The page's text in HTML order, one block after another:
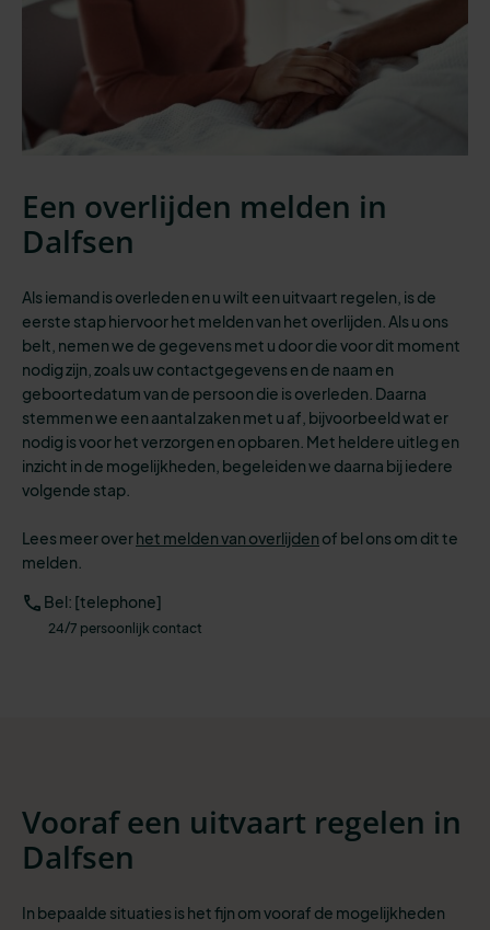
Een overlijden melden in
Dalfsen
Als iemand is overleden en u wilt een uitvaart regelen, is de
eerste staphiervoor het melden van het overlijden. Als u ons
belt, nemen we de gegevens met u door die voor dit moment
nodig zijn, zoals uw contactgegevens en de naam en
geboortedatum van de persoon die is overleden. Daarna
stemmen we een aantal zaken met u af, bijvoorbeeld wat er
nodig is voor het verzorgen en opbaren. Met heldere uitleg en
inzicht in de mogelijkheden, begeleiden we daarna bij iedere
volgende stap.
Lees meer overhet melden van overlijden of bel ons om dit te
melden.
Bel: [telephone]
24/7 persoonlijk contact
Vooraf een uitvaart regelen in
Dalfsen
In bepaalde situaties is het fijn om vooraf de mogelijkheden